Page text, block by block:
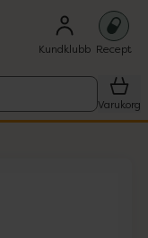
Kundklubb Recept
Varukorg